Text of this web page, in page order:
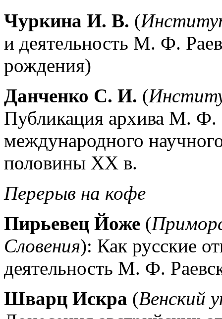
Чуркина И. В. (
и деятельность М. Ф.
рождения)
Данченко С. И. (
Публикация архива М. Ф.
международного
половины XX в.
Перерыв на кофе
Пирьевец Йоже (
Словения): Как русские
деятельность М. Ф.
Шварц Искра (Венский